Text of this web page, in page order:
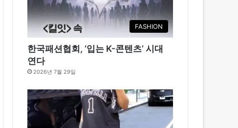
FASHION
한국패션협회, ‘입는 K-콘텐츠’ 시대
연다
2026년 7월 29일